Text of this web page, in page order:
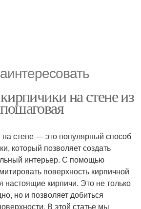
на стене из
стене — это популярный способ
который позволяет создать
интерьер. С помощью
поверхность кирпичной
настоящие кирпичи. Это не только
но и позволяет добиться
В этой статье мы